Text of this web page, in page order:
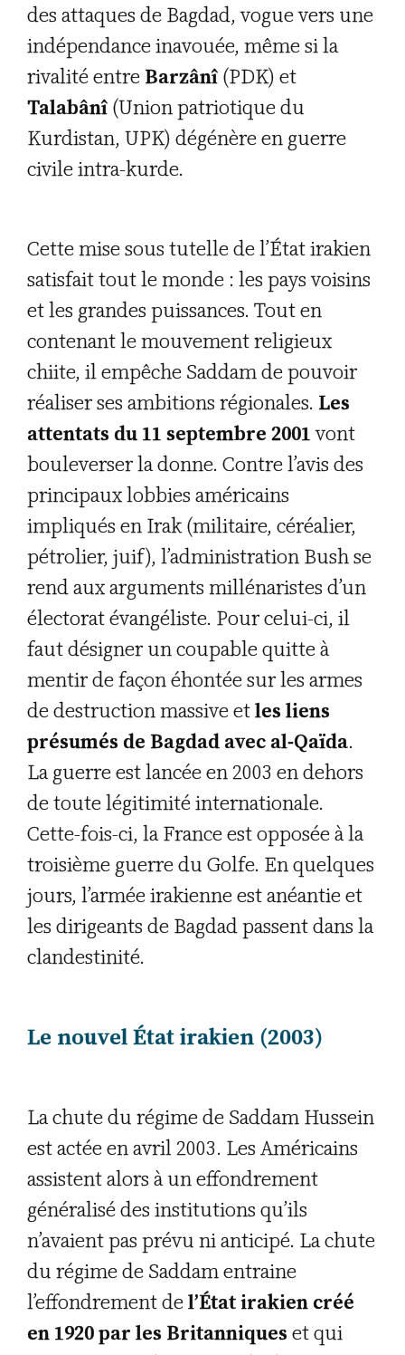
des attaques de Bagdad, vogue vers une
indépendance inavouée, même si la
rivalité entre Barzânî (PDK) et
Talabânî (Union patriotique du
Kurdistan, UPK) dégénère en guerre
civile intra-kurde.
Cette mise sous tutelle de l’État irakien
satisfait tout le monde : les pays voisins
et les grandes puissances. Tout en
contenant le mouvement religieux
chiite, il empêche Saddam de pouvoir
réaliser ses ambitions régionales. Les
attentats du 11 septembre 2001vont
bouleverser la donne. Contre l’avis des
principaux lobbies américains
impliqués en Irak (militaire, céréalier,
pétrolier, juif), l’administration Bush se
rend aux arguments millénaristes d’un
électorat évangéliste. Pour celui-ci, il
faut désigner un coupable quitte à
mentir de façon éhontée sur les armes
de destruction massive etles liens
présumés de Bagdad avec al-Qaïda.
La guerre est lancée en 2003 en dehors
de toute légitimité internationale.
Cette-fois-ci, la France est opposée à la
troisième guerre du Golfe. En quelques
jours, l’armée irakienne est anéantie et
les dirigeants de Bagdad passent dans la
clandestinité.
Le nouvel État irakien (2003)
La chute du régime de Saddam Hussein
est actée en avril 2003. Les Américains
assistent alors à un effondrement
généralisé des institutions qu’ils
n’avaient pas prévu ni anticipé. La chute
du régime de Saddam entraine
l’effondrement del’État irakien créé
en 1920 par les Britanniques et qui